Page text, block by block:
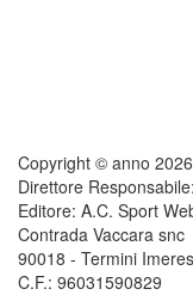
Copyright © anno
Direttore
Editore: A.C. Sport
Contrada Vaccara snc
90018 - Termini
C.F.: 96031590829